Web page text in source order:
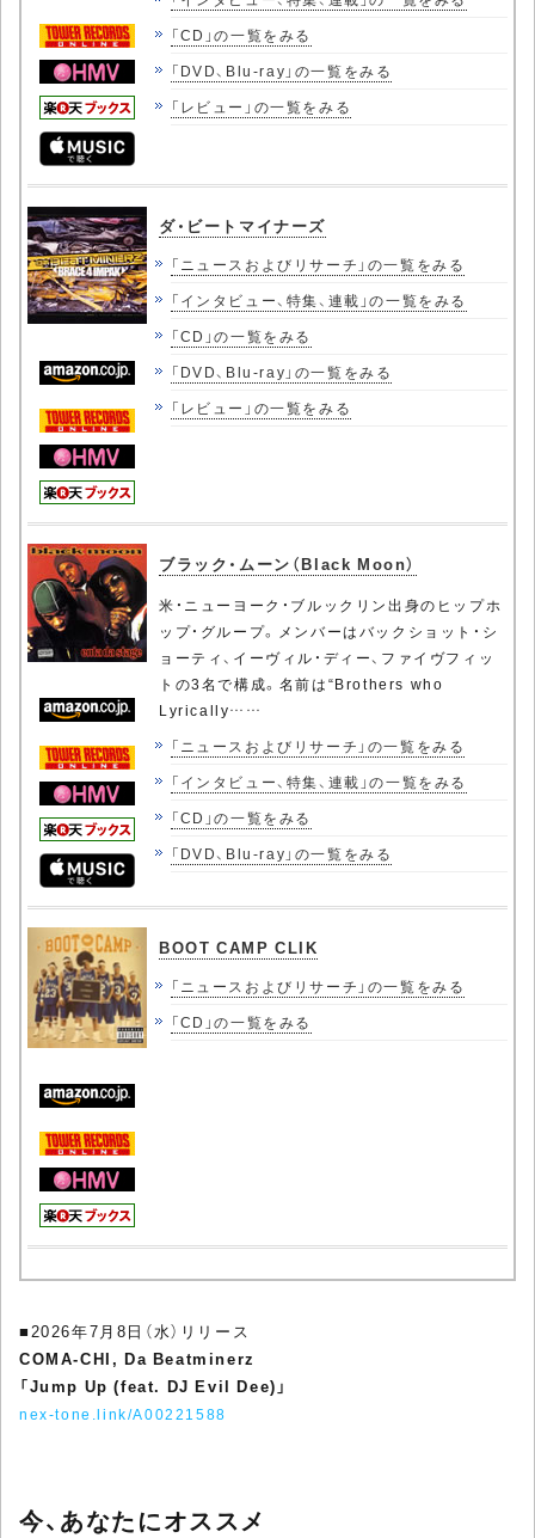
「CD」の一覧をみる
「DVD、Blu-ray」の一覧をみる
「レビュー」の一覧をみる
ダ・ビートマイナーズ
「ニュースおよびリサーチ」の一覧をみる
「インタビュー、特集、連載」の一覧をみる
「CD」の一覧をみる
「DVD、Blu-ray」の一覧をみる
「レビュー」の一覧をみる
ブラック・ムーン（Black Moon）
米・ニューヨーク・ブルックリン出身のヒップホ
ップ・グループ。メンバーはバックショット・シ
ョーティ、イーヴィル・ディー、ファイヴフィッ
トの3名で構成。名前は“Brothers who
Lyrically……
「ニュースおよびリサーチ」の一覧をみる
「インタビュー、特集、連載」の一覧をみる
「CD」の一覧をみる
「DVD、Blu-ray」の一覧をみる
BOOT CAMP CLIK
「ニュースおよびリサーチ」の一覧をみる
「CD」の一覧をみる
■2026年7月8日（水）リリース
COMA-CHI, Da Beatminerz
「Jump Up (feat. DJ Evil Dee)」
nex-tone.link/A00221588
今、あなたにオススメ